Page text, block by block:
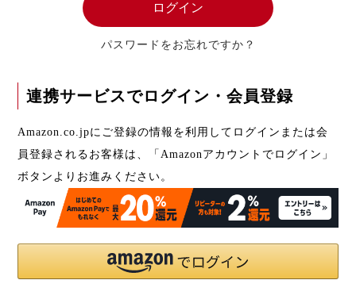
ログイン
パスワードをお忘れですか？
連携サービスでログイン・会員登録
Amazon.co.jpにご登録の情報を利用してログインまたは会
員登録されるお客様は、「Amazonアカウントでログイン」
ボタンよりお進みください。